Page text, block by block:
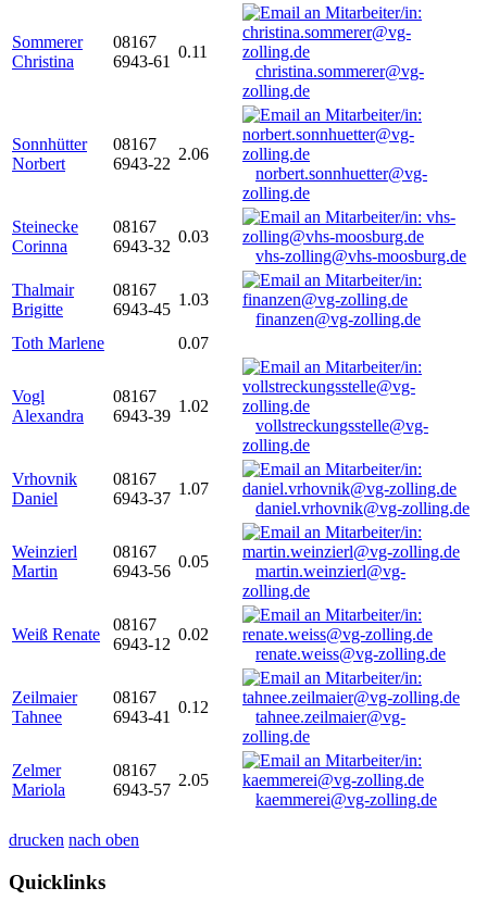
Sommerer
Christina
08167
6943-61
0.11
christina.sommerer@vg-
zolling.de
Sonnhütter
Norbert
08167
6943-22
2.06
norbert.sonnhuetter@vg-
zolling.de
Steinecke
Corinna
08167
6943-32
0.03
vhs-zolling@vhs-moosburg.de
Thalmair
Brigitte
08167
6943-45
1.03
finanzen@vg-zolling.de
Toth Marlene
0.07
Vogl
Alexandra
08167
6943-39
1.02
vollstreckungsstelle@vg-
zolling.de
Vrhovnik
Daniel
08167
6943-37
1.07
daniel.vrhovnik@vg-zolling.de
Weinzierl
Martin
08167
6943-56
0.05
martin.weinzierl@vg-
zolling.de
Weiß Renate
08167
6943-12
0.02
renate.weiss@vg-zolling.de
Zeilmaier
Tahnee
08167
6943-41
0.12
tahnee.zeilmaier@vg-
zolling.de
Zelmer
Mariola
08167
6943-57
2.05
kaemmerei@vg-zolling.de
drucken nach oben
Quicklinks